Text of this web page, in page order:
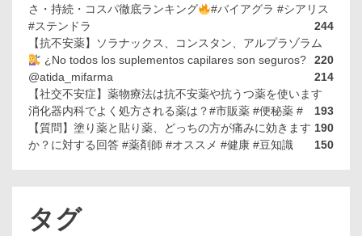
さ・持続・コスパ徹底ランキング
#バイアグラ #シアリス
#ステンドラ
244
【抗不安薬】ソラナックス、コンスタン、アルプラゾラム
220
¿No todos los suplementos capilares son seguros?
@atida_mifarma
214
【社交不安症】薬物療法は抗不安薬や抗うつ薬を使います
193
消化器内科でよく処方される薬は？#市販薬 #便秘薬 #
190
【質問】塗り薬と貼り薬、どっちの方が痛みに効きます
か？に対する回答 #薬剤師 #オススメ #健康 #豆知識
150
タグ